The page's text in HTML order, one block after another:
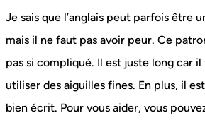
Je sais que l’anglais peut parfois être
mais il ne faut pas avoir peur. Ce
pas si compliqué. Il est juste long car
utiliser des aiguilles fines. En plus, il
bien écrit. Pour vous aider, vous